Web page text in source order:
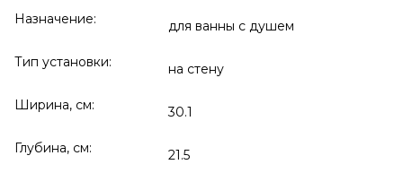
Назначение: для ванны с душем
Тип установки: на стену
Ширина, см: 30.1
Глубина, см: 21.5